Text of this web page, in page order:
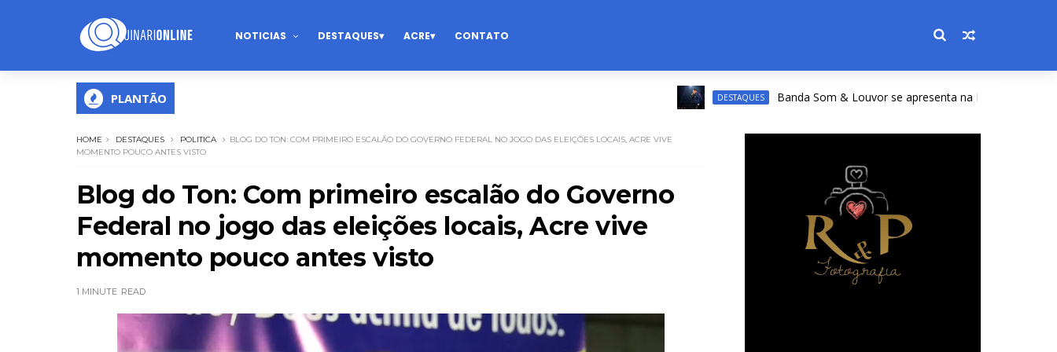
NOTICIAS DESTAQUES ACRE CONTATO
PLANTÃO DESTAQUES Banda Som & Louvor se apresenta na Expoacre nesta sexta;
HOME DESTAQUES POLITICA
BLOG DO TON: COM PRIMEIRO ESCALÃO DO GOVERNO FEDERAL NO JOGO DAS ELEIÇÕES LOCAIS, ACRE VIVE
MOMENTO POUCO ANTES VISTO
Blog do Ton: Com primeiro escalão do Governo
Federal no jogo das eleições locais, Acre vive
momento pouco antes visto
1 MINUTE READ